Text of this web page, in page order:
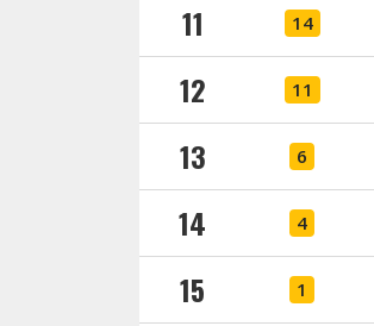
11 14
12 11
13 6
14 4
15 1